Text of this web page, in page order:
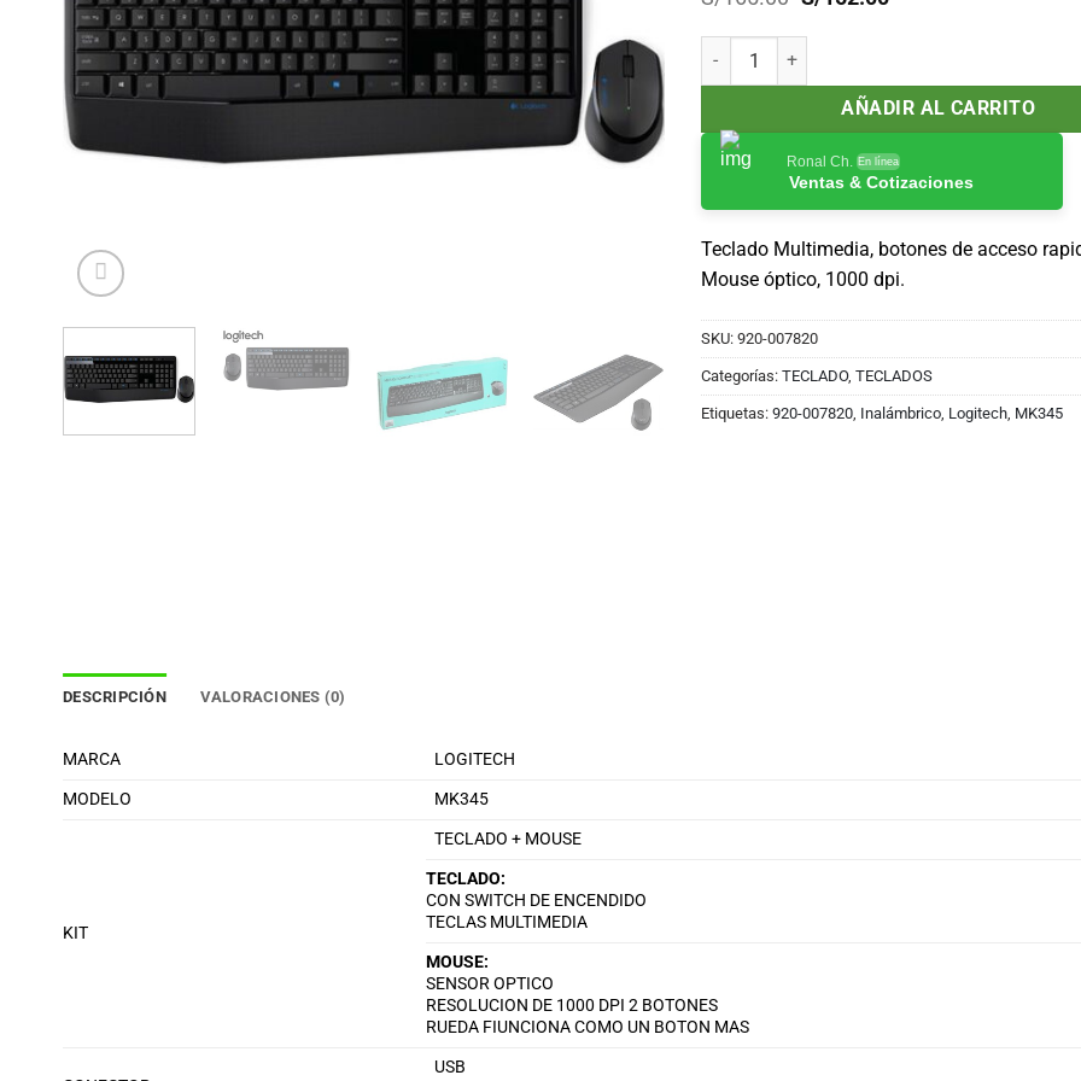
original
S/165.00.S/152.00.
Kit Teclado y Mouse inalámbrico Logitech
AÑADIR AL CARRITO
Ronal Ch. En línea
Ventas & Cotizaciones
Teclado Multimedia, botones de acceso
Mouse óptico, 1000 dpi.
SKU:920-007820
Categorías:TECLADO,TECLADOS
Etiquetas:920-007820, Inalámbrico, Logitech, MK345
DESCRIPCIÓN VALORACIONES (0)
MARCA
LOGITECH
MODELO
MK345
KIT
TECLADO + MOUSE
TECLADO:
CON SWITCH DE ENCENDIDO
TECLAS MULTIMEDIA
MOUSE:
SENSOR OPTICO
RESOLUCION DE 1000 DPI 2 BOTONES
RUEDA FIUNCIONA COMO UN BOTON MAS
USB